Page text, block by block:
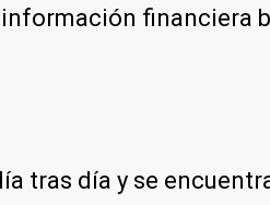
financiera
tras día y se